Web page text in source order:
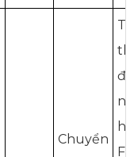
Chuyển